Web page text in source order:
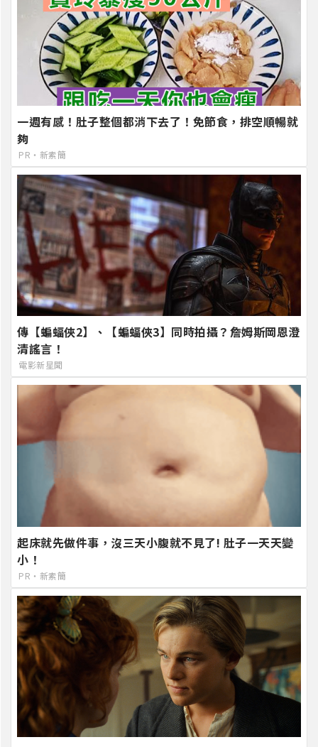
一週有感！肚子整個都消下去了！免節食，排空順暢就
夠
PR・新素簡
傳【蝙蝠俠2】、【蝙蝠俠3】同時拍攝？詹姆斯岡恩澄
清謠言！
電影新星聞
起床就先做件事，沒三天小腹就不見了! 肚子一天天變
小！
PR・新素簡